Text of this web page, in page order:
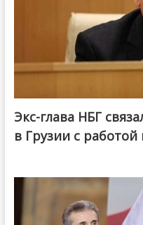
Экс-глава НБГ
в Грузии с